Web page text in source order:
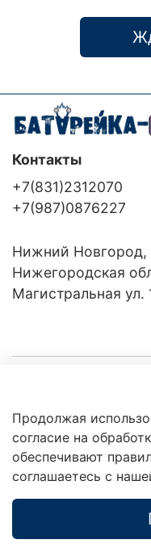
Клиентам
Это интересно
Контакты
+7(831)2312070
+7(987)0876227
Нижний
Нижегородская
Магистральная ул.
Продолжая
согласие на
обеспечивают
соглашаетесь с